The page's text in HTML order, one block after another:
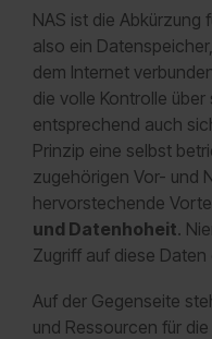
NAS ist die
also ein
dem Internet
die volle Kontrolle
entsprechend auch
Prinzip eine selbst
zugehörigen Vor- und
hervorstechende
und Datenhoheit.
Zugriff auf diese
Auf der Gegenseite
und Ressourcen für